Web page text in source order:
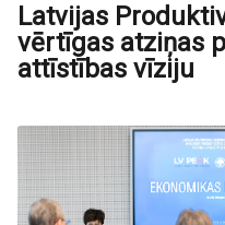
Latvijas
vērtīgas atziņas
attīstības vīziju